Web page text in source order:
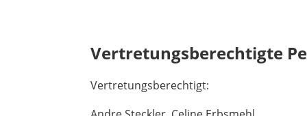
Vertretungsberechtigte
Vertretungsberechtigt: